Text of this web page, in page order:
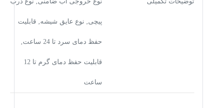
پیچی, نوع عایق شیشه, قابلیت
حفظ دمای سرد تا 24 ساعت,
قابلیت حفظ دمای گرم تا 12
ساعت